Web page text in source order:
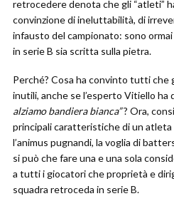
retrocedere denota che gli “atleti”
convinzione di ineluttabilità, di
infausto del campionato: sono
in serie B sia scritta sulla pietra.
Perché? Cosa ha convinto tutti che
inutili, anche se l’esperto Vitiello ha
alziamo bandiera bianca”? Ora,
principali caratteristiche di un atleta
l’animus pugnandi, la voglia di
si può che fare una e una sola
a tutti i giocatori che proprietà e
squadra retroceda in serie B.